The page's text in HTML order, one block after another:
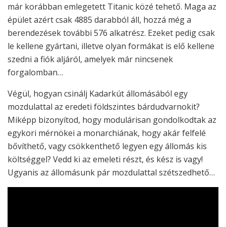
már korábban emlegetett Titanic közé tehető. Maga az
épület azért csak 4885 darabból áll, hozzá még a
berendezések további 576 alkatrész. Ezeket pedig csak
le kellene gyártani, illetve olyan formákat is elő kellene
szedni a fiók aljáról, amelyek már nincsenek
forgalomban…
Végül, hogyan csinálj Kadarkút állomásából egy
mozdulattal az eredeti földszintes bárdudvarnokit?
Miképp bizonyítod, hogy modulárisan gondolkodtak az
egykori mérnökei a monarchiának, hogy akár felfelé
bővíthető, vagy csökkenthető legyen egy állomás kis
költséggel? Vedd ki az emeleti részt, és kész is vagy!
Ugyanis az állomásunk pár mozdulattal szétszedhető…